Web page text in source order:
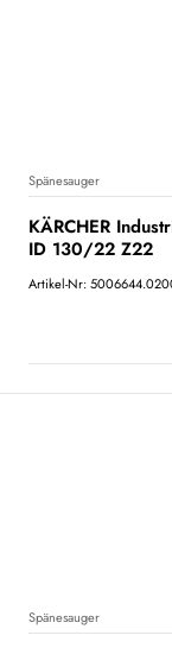
Spänesauger
KÄRCHER
ID 130/22 Z22
Artikel-Nr:
Spänesauger